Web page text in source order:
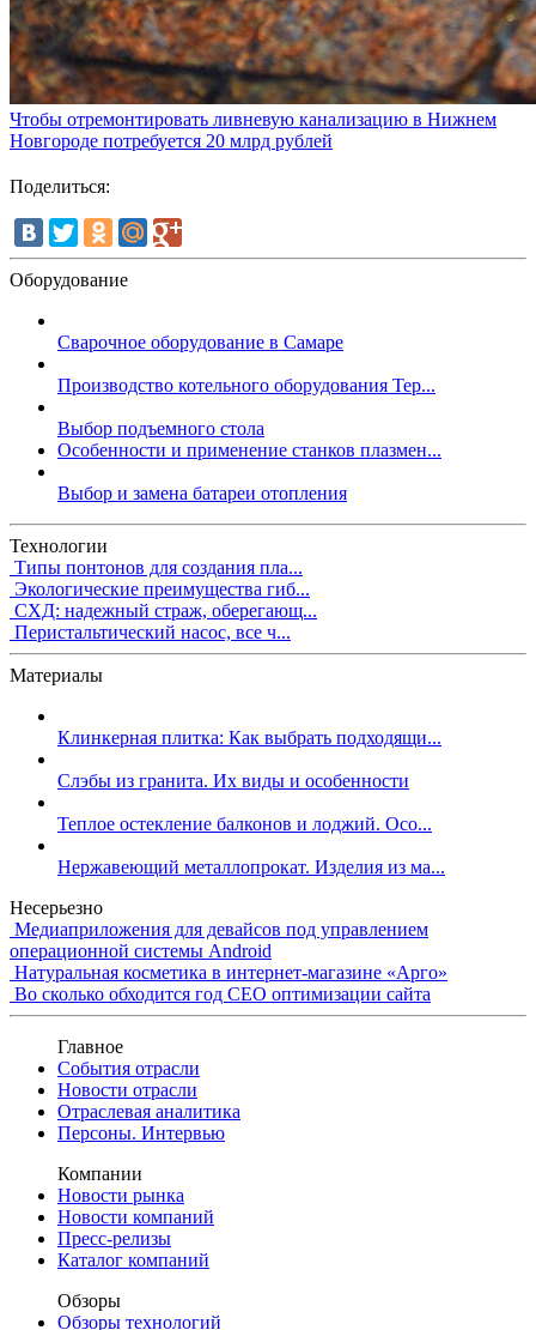
Чтобы отремонтировать ливневую канализацию в Нижнем
Новгороде потребуется 20 млрд рублей
Поделиться:
Оборудование
Сварочное оборудование в Самаре
Производство котельного оборудования Тер...
Выбор подъемного стола
Особенности и применение станков плазмен...
Выбор и замена батареи отопления
Технологии
Типы понтонов для создания пла...
Экологические преимущества гиб...
СХД: надежный страж, оберегающ...
Перистальтический насос, все ч...
Материалы
Клинкерная плитка: Как выбрать подходящи...
Слэбы из гранита. Их виды и особенности
Теплое остекление балконов и лоджий. Осо...
Нержавеющий металлопрокат. Изделия из ма...
Несерьезно
Медиаприложения для девайсов под управлением
операционной системы Android
Натуральная косметика в интернет-магазине «Арго»
Во сколько обходится год СЕО оптимизации сайта
Главное
События отрасли
Новости отрасли
Отраслевая аналитика
Персоны. Интервью
Компании
Новости рынка
Новости компаний
Пресс-релизы
Каталог компаний
Обзоры
Обзоры технологий